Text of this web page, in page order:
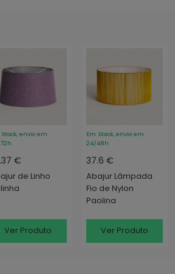
Stock, envio em
€
de Linho
Ver Produto
Em Stock, envio em
24/48h
37.6 €
Abajur Lâmpada
Fio de Nylon
Paolina
Ver Produto